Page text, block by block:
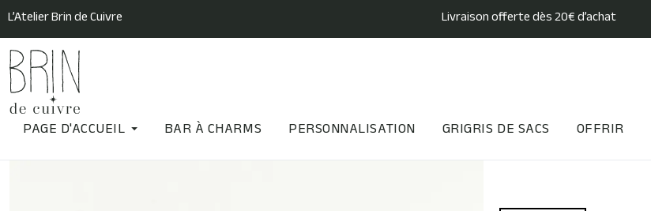
L’Atelier Brin de Cuivre Livraison offerte dès 20€ d’achat
PAGE D'ACCUEIL BAR À CHARMS PERSONNALISATION GRIGRIS DE SACS OFFRIR